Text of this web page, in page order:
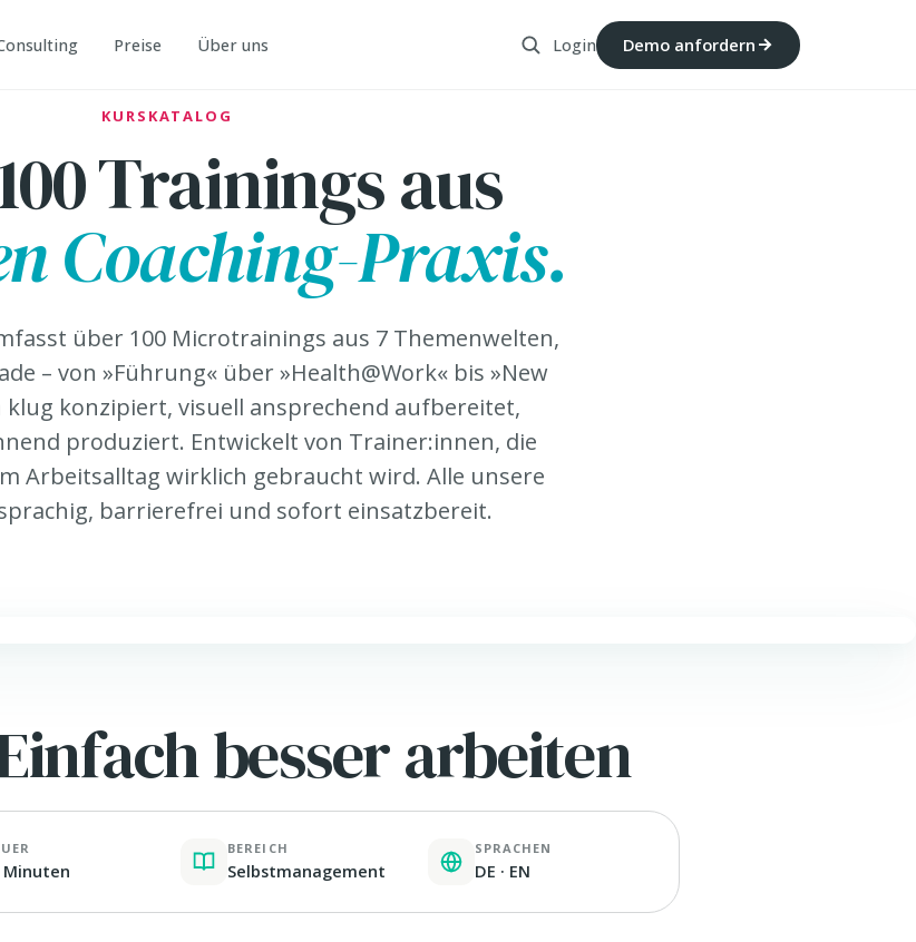
Preise Über uns Login Demo anfordern
KURSKATALOG
Trainings aus
Coaching-Praxis.
über 100 Microtrainings aus 7 Themenwelten,
– von »Führung« über »Health@Work« bis »New
klug konzipiert, visuell ansprechend aufbereitet,
produziert. Entwickelt von Trainer:innen, die
Arbeitsalltag wirklich gebraucht wird. Alle unsere
barrierefrei und sofort einsatzbereit.
besser arbeiten
Minuten
BEREICH
Selbstmanagement
SPRACHEN
DE · EN